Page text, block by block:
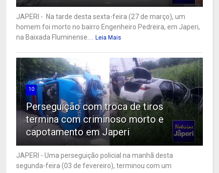
JAPERI - Na tarde desta sexta-feira (27 de março), um
homem foi morto no bairro Engenheiro Pedreira, em Japeri,
na Baixada Fluminense....
Leia Mais
10
Perseguição com troca de tiros
termina com criminoso morto e
capotamento em Japeri
JAPERI - Uma perseguição policial na manhã desta
segunda-feira (03 de fevereiro), terminou com um